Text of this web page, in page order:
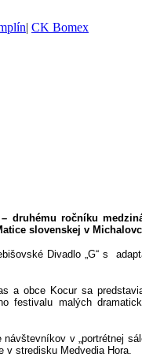
| CK Bomex
– druhému ročníku
slovenskej v
Divadlo „G“ s
obce Kocur sa
festivalu malých
v „portrétnej
stredisku Medvedia Hora.